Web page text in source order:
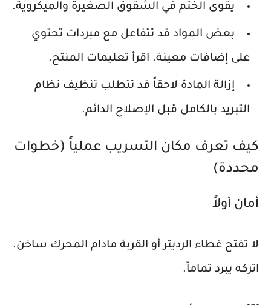
يقوى الختم في الشقوق الصغيرة والميكروية.
بعض المواد قد تتفاعل مع مبردات تحتوي
على إضافات معينة. اقرأ تعليمات المنتج.
إزالة المادة لاحقاً قد تتطلب تنظيف نظام
التبريد بالكامل قبل الإصلاح الدائم.
كيف تعرف مكان التسريب عملياً (خطوات
محددة)
أمان أولاً
لا تفتح غطاء الرديتر أو القربة مادام المحرك ساخن.
اتركه يبرد تماماً.